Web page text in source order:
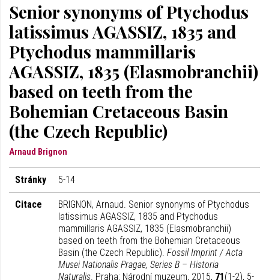
Senior synonyms of Ptychodus
latissimus AGASSIZ, 1835 and
Ptychodus mammillaris
AGASSIZ, 1835 (Elasmobranchii)
based on teeth from the
Bohemian Cretaceous Basin
(the Czech Republic)
Arnaud Brignon
Stránky 5-14
Citace
BRIGNON, Arnaud. Senior synonyms of Ptychodus
latissimus AGASSIZ, 1835 and Ptychodus
mammillaris AGASSIZ, 1835 (Elasmobranchii)
based on teeth from the Bohemian Cretaceous
Basin (the Czech Republic). Fossil Imprint / Acta
Musei Nationalis Pragae, Series B – Historia
Naturalis. Praha: Národní muzeum, 2015, 71(1-2), 5-